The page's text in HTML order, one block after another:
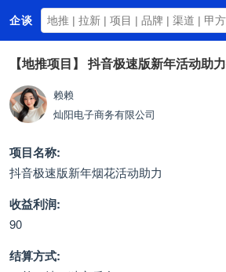
企谈
首页
商务资源
资讯动态
关于我们
【地推项目】 抖音极速版新年活动助
赖赖
灿阳电子商务有限公司
项目名称:
抖音极速版新年烟花活动助力
收益利润:
90
结算方式: